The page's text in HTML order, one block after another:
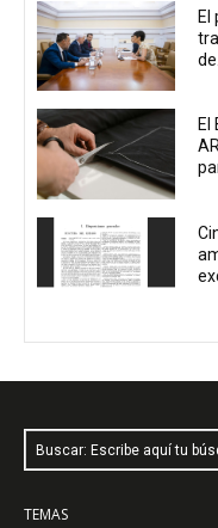
El
de...
El
Buscar: Escribe aquí tu
TEMAS